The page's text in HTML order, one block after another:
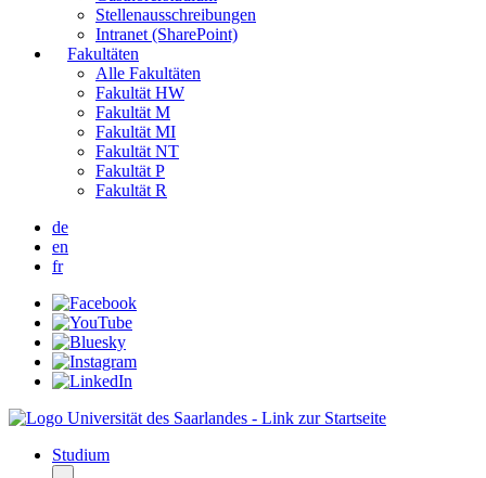
Stellenausschreibungen
Intranet (SharePoint)
Fakultäten
Alle Fakultäten
Fakultät HW
Fakultät M
Fakultät MI
Fakultät NT
Fakultät P
Fakultät R
de
en
fr
Studium